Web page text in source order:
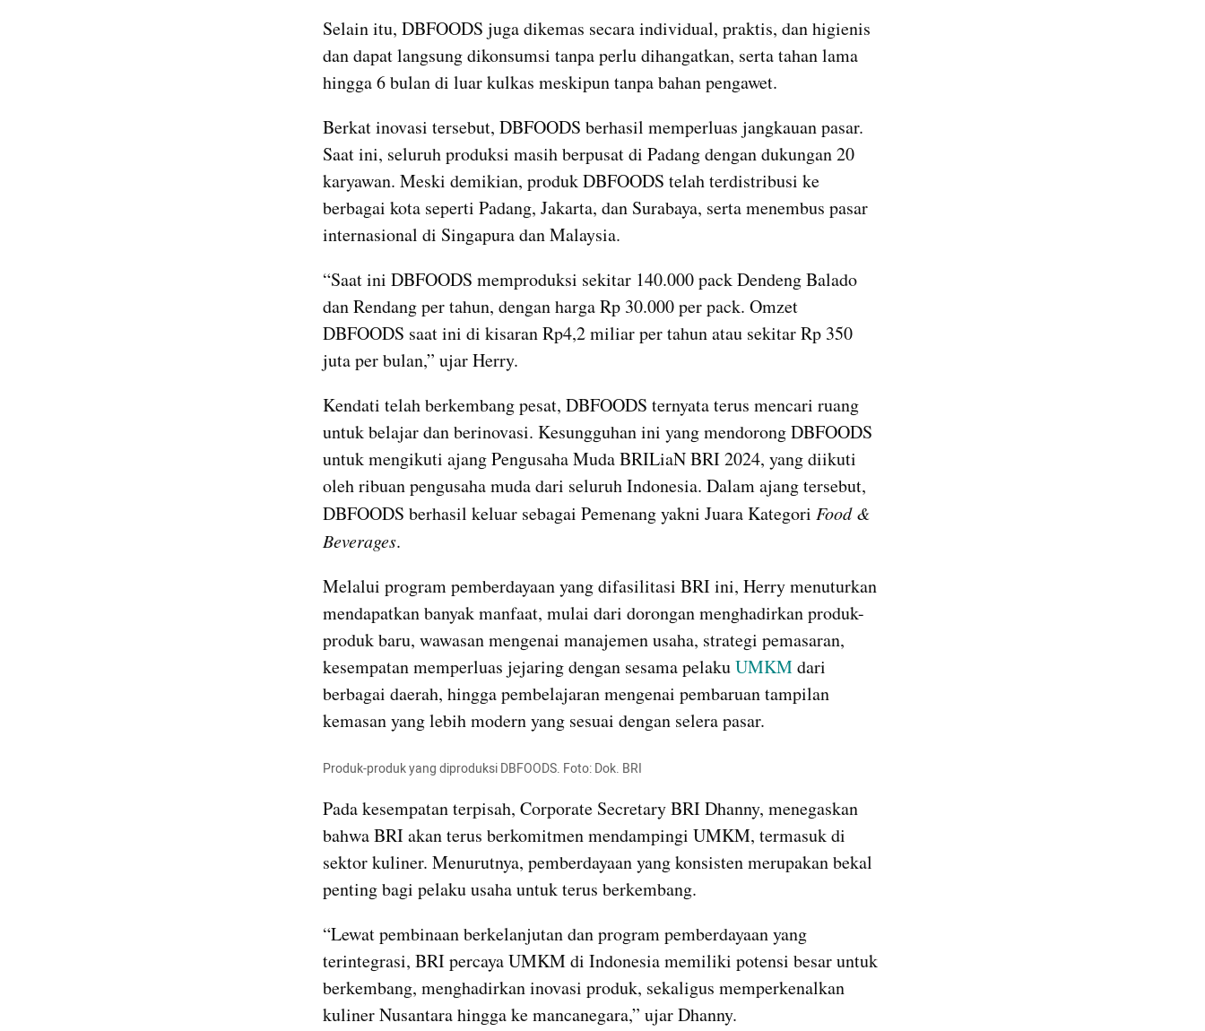
Selain itu, DBFOODS juga dikemas secara individual, praktis, dan higienis
dan dapat langsung dikonsumsi tanpa perlu dihangatkan, serta tahan lama
hingga 6 bulan di luar kulkas meskipun tanpa bahan pengawet.
Berkat inovasi tersebut, DBFOODS berhasil memperluas jangkauan pasar.
Saat ini, seluruh produksi masih berpusat di Padang dengan dukungan 20
karyawan. Meski demikian, produk DBFOODS telah terdistribusi ke
berbagai kota seperti Padang, Jakarta, dan Surabaya, serta menembus pasar
internasional di Singapura dan Malaysia.
“Saat ini DBFOODS memproduksi sekitar 140.000 pack Dendeng Balado
dan Rendang per tahun, dengan harga Rp 30.000 per pack. Omzet
DBFOODS saat ini di kisaran Rp4,2 miliar per tahun atau sekitar Rp 350
juta per bulan,” ujar Herry.
Kendati telah berkembang pesat, DBFOODS ternyata terus mencari ruang
untuk belajar dan berinovasi. Kesungguhan ini yang mendorong DBFOODS
untuk mengikuti ajang Pengusaha Muda BRILiaN BRI 2024, yang diikuti
oleh ribuan pengusaha muda dari seluruh Indonesia. Dalam ajang tersebut,
DBFOODS berhasil keluar sebagai Pemenang yakni Juara Kategori Food &
Beverages.
Melalui program pemberdayaan yang difasilitasi BRI ini, Herry menuturkan
mendapatkan banyak manfaat, mulai dari dorongan menghadirkan produk-
produk baru, wawasan mengenai manajemen usaha, strategi pemasaran,
kesempatan memperluas jejaring dengan sesama pelaku UMKM dari
berbagai daerah, hingga pembelajaran mengenai pembaruan tampilan
kemasan yang lebih modern yang sesuai dengan selera pasar.
Produk-produk yang diproduksi DBFOODS. Foto: Dok. BRI
Pada kesempatan terpisah, Corporate Secretary BRI Dhanny, menegaskan
bahwa BRI akan terus berkomitmen mendampingi UMKM, termasuk di
sektor kuliner. Menurutnya, pemberdayaan yang konsisten merupakan bekal
penting bagi pelaku usaha untuk terus berkembang.
“Lewat pembinaan berkelanjutan dan program pemberdayaan yang
terintegrasi, BRI percaya UMKM di Indonesia memiliki potensi besar untuk
berkembang, menghadirkan inovasi produk, sekaligus memperkenalkan
kuliner Nusantara hingga ke mancanegara,” ujar Dhanny.